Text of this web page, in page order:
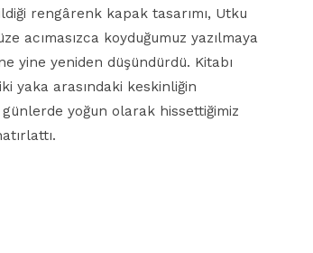
rengârenk kapak tasarımı, Utku
acımasızca koyduğumuz yazılmaya
yine yeniden düşündürdü. Kitabı
yaka arasındaki keskinliğin
yoğun olarak hissettiğimiz